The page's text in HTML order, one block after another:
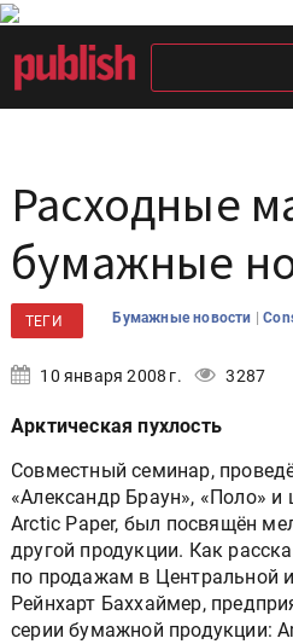
Расходные
бумажные
ТЕГИ Бумажные новости |
10 января 2008 г. 3287
Арктическая пухлость
Совместный семинар,
«Александр Браун», «Поло»
Arctic Paper, был посвящён
другой продукции. Как
по продажам в Центральной
Рейнхарт Баххаймер,
серии бумажной продукции: